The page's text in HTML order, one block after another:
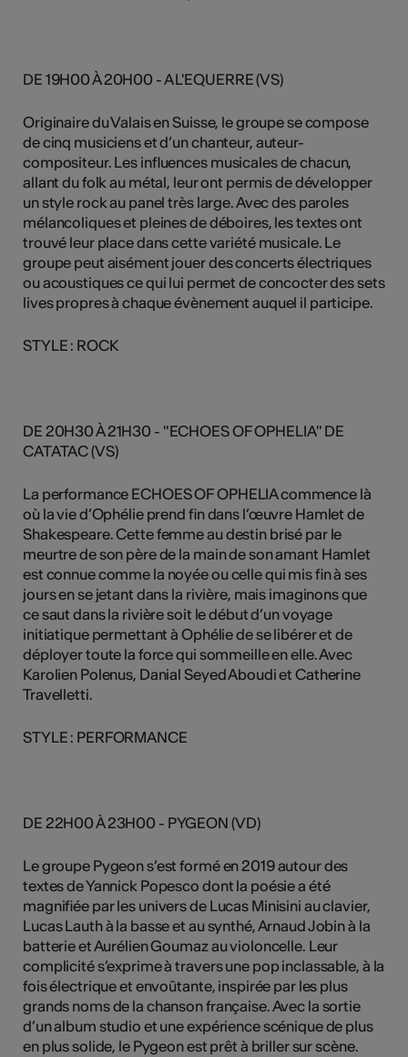
DE 19H00 À 20H00 - A L'EQUERRE (VS)
Originaire du Valais en Suisse, le groupe se compose
de cinq musiciens et d’un chanteur, auteur-
compositeur. Les influences musicales de chacun,
allant du folk au métal, leur ont permis de développer
un style rock au panel très large. Avec des paroles
mélancoliques et pleines de déboires, les textes ont
trouvé leur place dans cette variété musicale. Le
groupe peut aisément jouer des concerts électriques
ou acoustiques ce qui lui permet de concocter des sets
lives propres à chaque évènement auquel il participe.
STYLE : ROCK
DE 20H30 À 21H30 - "ECHOES OF OPHELIA" DE
CATATAC (VS)
La performance ECHOES OF OPHELIA commence là
où la vie d’Ophélie prend fin dans l’œuvre Hamlet de
Shakespeare. Cette femme au destin brisé par le
meurtre de son père de la main de son amant Hamlet
est connue comme la noyée ou celle qui mis fin à ses
jours en se jetant dans la rivière, mais imaginons que
ce saut dans la rivière soit le début d’un voyage
initiatique permettant à Ophélie de se libérer et de
déployer toute la force qui sommeille en elle. Avec
Karolien Polenus, Danial Seyed Aboudi et Catherine
Travelletti.
STYLE : PERFORMANCE
DE 22H00 À 23H00 - PYGEON (VD)
Le groupe Pygeon s’est formé en 2019 autour des
textes de Yannick Popesco dont la poésie a été
magnifiée par les univers de Lucas Minisini au clavier,
Lucas Lauth à la basse et au synthé, Arnaud Jobin à la
batterie et Aurélien Goumaz au violoncelle. Leur
complicité s’exprime à travers une pop inclassable, à la
fois électrique et envoûtante, inspirée par les plus
grands noms de la chanson française. Avec la sortie
d’un album studio et une expérience scénique de plus
en plus solide, le Pygeon est prêt à briller sur scène.